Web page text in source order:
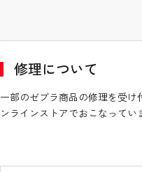
修理について
一部のゼブラ商品の修理を受
ンラインストアでおこなってい